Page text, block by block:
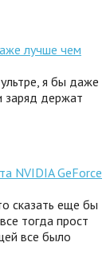
лучше чем
я бы даже
заряд держат
NVIDIA GeForce
сказать еще бы
тогда прост
все было